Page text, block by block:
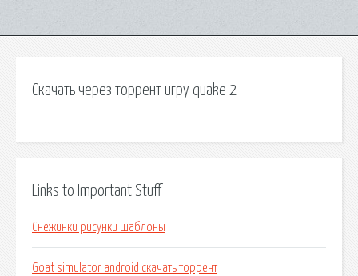
Скачать через торрент игру quake 2
Links to Important Stuff
Снежинки рисунки шаблоны
Goat simulator android скачать торрент